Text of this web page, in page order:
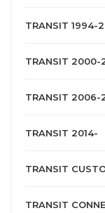
TRANSIT 1994-
TRANSIT 2000-
TRANSIT 2006-
TRANSIT 2014-
TRANSIT
TRANSIT